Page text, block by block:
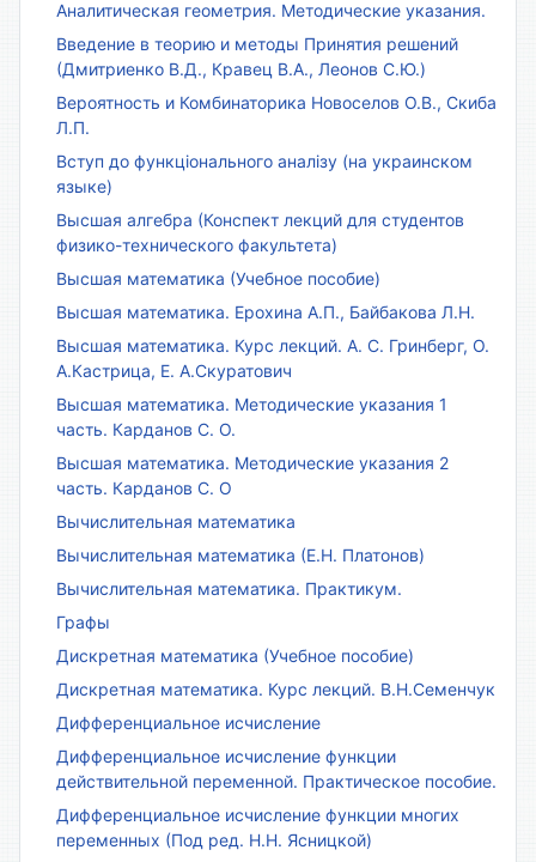
Аналитическая геометрия. Методические указания.
Введение в теорию и методы Принятия решений
(Дмитриенко В.Д., Кравец В.А., Леонов С.Ю.)
Вероятность и Комбинаторика Новоселов О.В., Скиба
Л.П.
Вступ до функціонального аналізу (на украинском
языке)
Высшая алгебра (Конспект лекций для студентов
физико-технического факультета)
Высшая математика (Учебное пособие)
Высшая математика. Ерохина А.П., Байбакова Л.Н.
Высшая математика. Курс лекций. А. С. Гринберг, О.
А.Кастрица, Е. А.Скуратович
Высшая математика. Методические указания 1
часть. Карданов С. О.
Высшая математика. Методические указания 2
часть. Карданов С. О
Вычислительная математика
Вычислительная математика (Е.Н. Платонов)
Вычислительная математика. Практикум.
Графы
Дискретная математика (Учебное пособие)
Дискретная математика. Курс лекций. В.Н.Семенчук
Дифференциальное исчисление
Дифференциальное исчисление функции
действительной переменной. Практическое пособие.
Дифференциальное исчисление функции многих
переменных (Под ред. Н.Н. Ясницкой)